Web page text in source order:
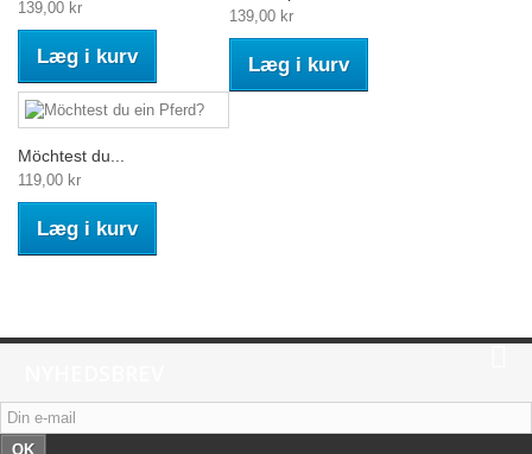
139,00 kr
Læg i kurv
139,00 kr
Læg i kurv
Möchtest du...
119,00 kr
Læg i kurv
OK